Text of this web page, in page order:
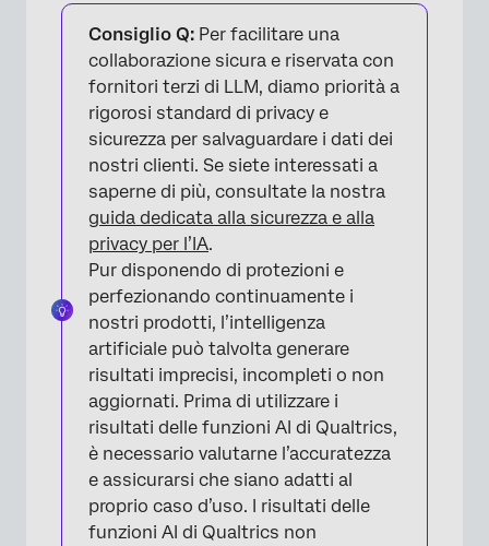
Consiglio Q: Per facilitare una
collaborazione sicura e riservata con
fornitori terzi di LLM, diamo priorità a
rigorosi standard di privacy e
sicurezza per salvaguardare i dati dei
nostri clienti. Se siete interessati a
saperne di più, consultate la nostra
guida dedicata alla sicurezza e alla
privacy per l’IA.
Pur disponendo di protezioni e
perfezionando continuamente i
nostri prodotti, l’intelligenza
artificiale può talvolta generare
risultati imprecisi, incompleti o non
aggiornati. Prima di utilizzare i
risultati delle funzioni AI di Qualtrics,
è necessario valutarne l’accuratezza
e assicurarsi che siano adatti al
proprio caso d’uso. I risultati delle
funzioni AI di Qualtrics non